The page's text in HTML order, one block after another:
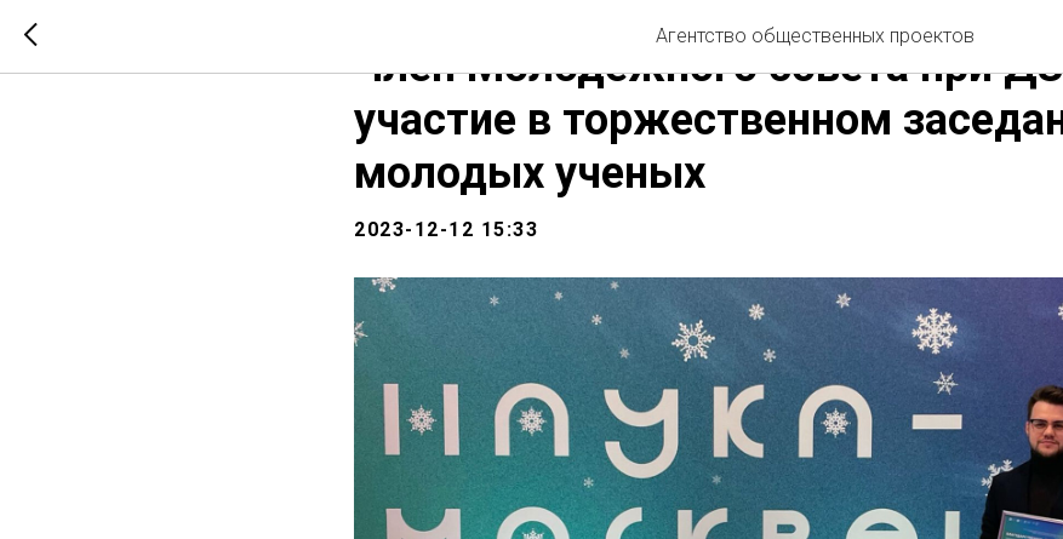
Агентство общественных проектов
Член Молодежного совета при
участие в торжественном
молодых ученых
2023-12-12 15:33